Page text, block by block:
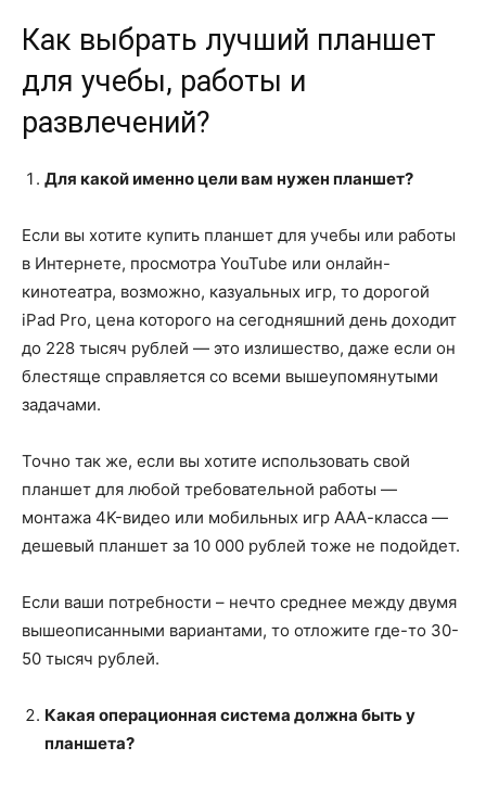
Как выбрать лучший планшет
для учебы, работы и
развлечений?
Для какой именно цели вам нужен планшет?
Если вы хотите купить планшет для учебы или работы
в Интернете, просмотра YouTube или онлайн-
кинотеатра, возможно, казуальных игр, то дорогой
iPad Pro, цена которого на сегодняшний день доходит
до 228 тысяч рублей — это излишество, даже если он
блестяще справляется со всеми вышеупомянутыми
задачами.
Точно так же, если вы хотите использовать свой
планшет для любой требовательной работы —
монтажа 4K-видео или мобильных игр ААА-класса —
дешевый планшет за 10 000 рублей тоже не подойдет.
Если ваши потребности – нечто среднее между двумя
вышеописанными вариантами, то отложите где-то 30-
50 тысяч рублей.
Какая операционная система должна быть у
планшета?